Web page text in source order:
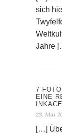
sich
Jahre
7
EINE
23. Mai
[…]